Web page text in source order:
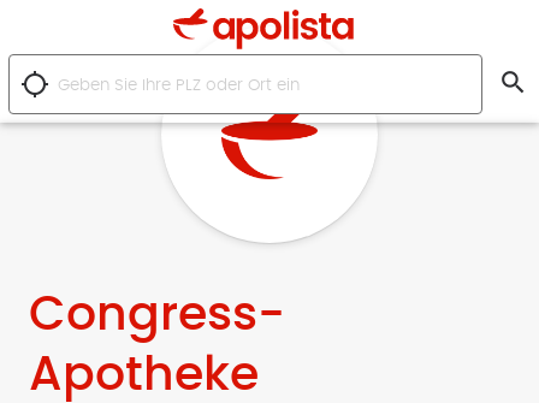
location_searching search
Congress-
Apotheke